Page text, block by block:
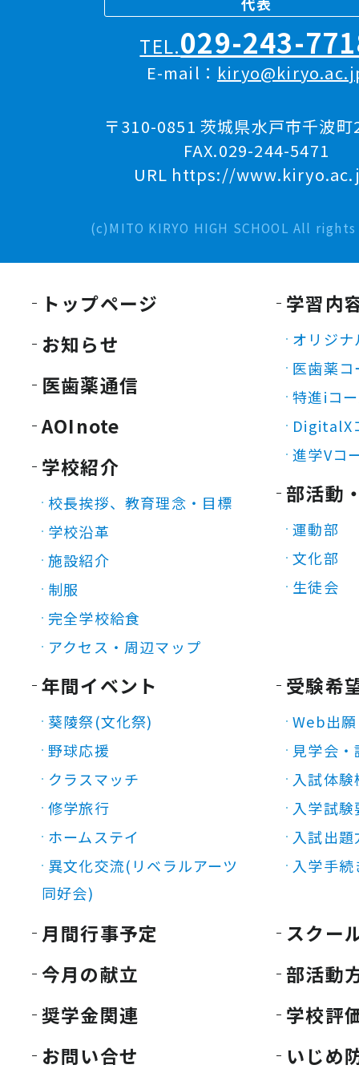
TEL.029-243-
E-mail：
〒310-0851 茨城県水戸市千波
FAX.029-244-5471
URL https://
(c)MITO KIRYO HIGH SCHOOL All
トップページ
お知らせ
医歯薬通信
AOInote
学校紹介
校長挨拶、教育理念・目標
学校沿革
施設紹介
制服
完全学校給食
アクセス・周辺マップ
学習内
オリジ
医歯薬コ
特進iコ
DigitalX
進学Vコ
部活動
運動部
文化部
生徒会
年間イベント
葵陵祭(文化祭)
野球応援
クラスマッチ
修学旅行
ホームステイ
異文化交流(リベラルアーツ
同好会)
受験希
Web出願
見学会
入試体験
入学試験
入試出題
入学手続
月間行事予定
今月の献立
奨学金関連
お問い合せ
スクー
部活動
学校評
いじめ